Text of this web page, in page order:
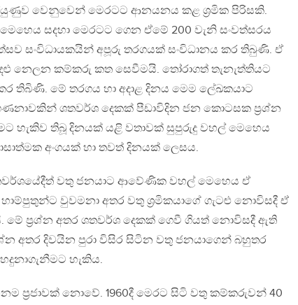
වෙනුවෙන් මෙරටට ආනයනය කළ ශ්‍රමික පිරිසකි.
මෙහෙය සදහා මෙරටට ගෙන ඒමේ 200 වැනි සංවත්සරය
සංවිධායකයින් අපූරු තරගයක් සංවිධානය කර තිබුණි. ඒ
නෙලන කම්කරු කත සෙවීමයි. තෝරාගත් තැනැත්තියට
තිබිණි. මේ තරගය හා අදාළ දිනය මෙම ලේඛකයාට
ශතවර්ශ දෙකක් පීඩාවිදින ජන කොටසක ප්‍රශ්න
හැකිව තිබූ දිනයක් යළි වතාවක් සුපුරුදු වහල් මෙහෙය
අංගයක් හා තවත් දිනයක් ලෙසය.
වතු ජනයාට ආවේණික වහල් මෙහෙය ඒ
වුවමනා අතර වතු ශ්‍රමිකයාගේ ගැටළු නොවිසදී ඒ
ප්‍රශ්න අතර ශතවර්ශ දෙකක් ගෙවී ගියත් නොවිසදී ඇති
අතර දිවයින පුරා විසිර සිටින වතු ජනයාගෙන් බහුතර
හැකිය.
ප්‍රජාවක් නොවේ. 1960දී මෙරට සිටි වතු කම්කරුවන් 40